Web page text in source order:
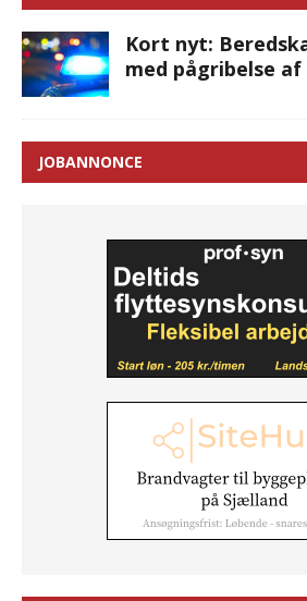
Kort nyt:
med pågribelse
JOBANNONCE